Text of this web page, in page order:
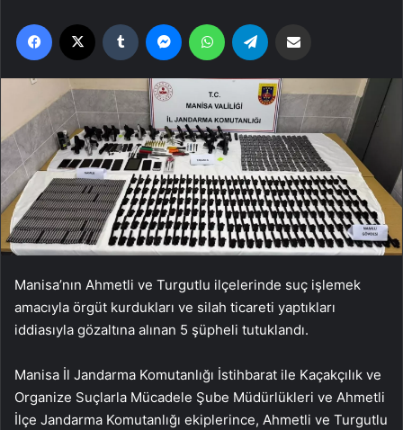
Facebook Tumblr MessengerWhatsApp
Manisa’nın Ahmetli ve Turgutlu ilçelerinde suç işlemek
amacıyla örgüt kurdukları ve silah ticareti yaptıkları
iddiasıyla gözaltına alınan 5 şüpheli tutuklandı.
Manisa İl Jandarma Komutanlığı İstihbarat ile Kaçakçılık ve
Organize Suçlarla Mücadele Şube Müdürlükleri ve Ahmetli
İlçe Jandarma Komutanlığı ekiplerince, Ahmetli ve Turgutlu